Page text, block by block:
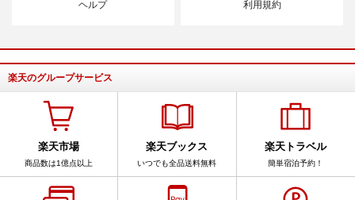
ヘルプ 利用規約
楽天のグループサービス
楽天市場
商品数は1億点以上
楽天ブックス
いつでも全品送料無料
楽天トラベル
簡単宿泊予約！